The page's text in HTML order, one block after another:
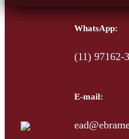
WhatsApp:
(11) 97162-
E-mail: